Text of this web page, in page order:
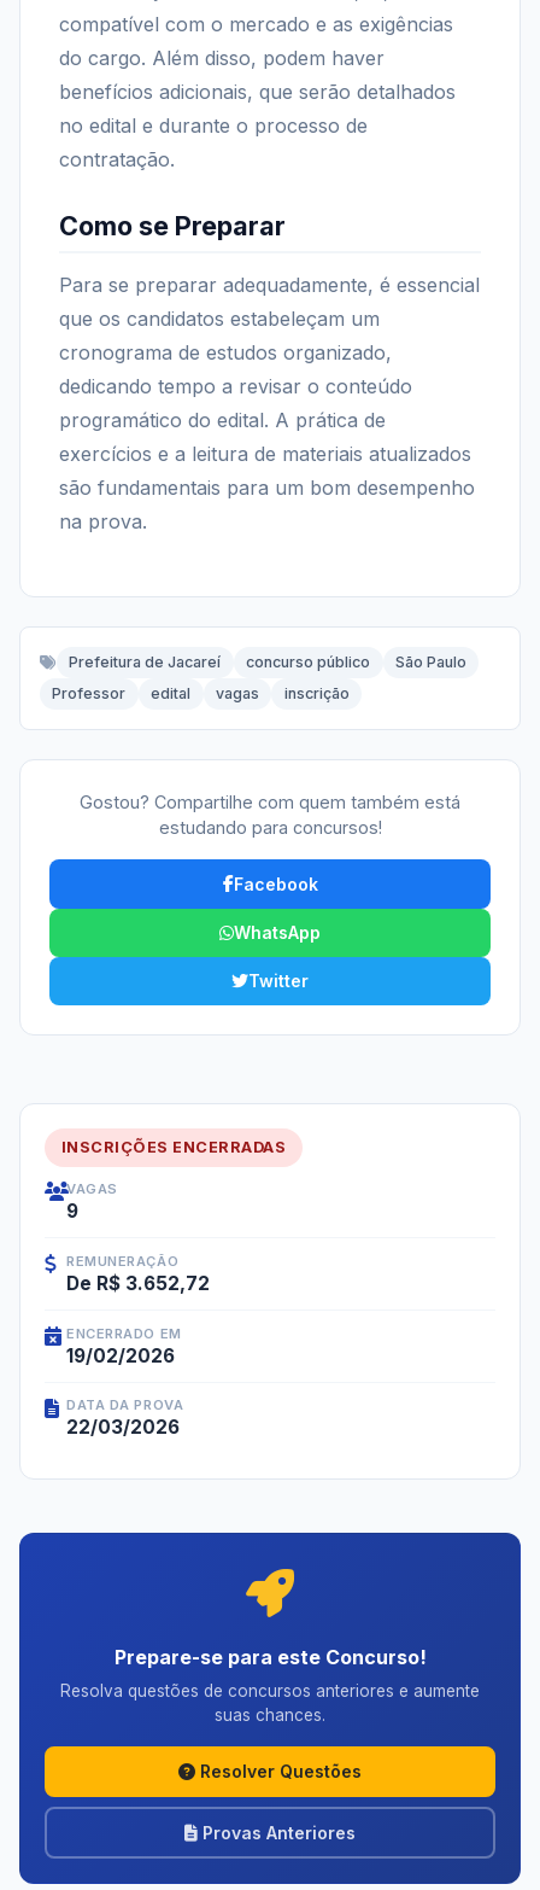
compatível com o mercado e as exigências
do cargo. Além disso, podem haver
benefícios adicionais, que serão detalhados
no edital e durante o processo de
contratação.
Como se Preparar
Para se preparar adequadamente, é essencial
que os candidatos estabeleçam um
cronograma de estudos organizado,
dedicando tempo a revisar o conteúdo
programático do edital. A prática de
exercícios e a leitura de materiais atualizados
são fundamentais para um bom desempenho
na prova.
Prefeitura de Jacareí concurso público
São Paulo
Professor
edital vagas inscrição
Gostou? Compartilhe com quem também está
estudando para concursos!
Facebook
WhatsApp
Twitter
INSCRIÇÕES ENCERRADAS
VAGAS
9
REMUNERAÇÃO
De R$ 3.652,72
ENCERRADO EM
19/02/2026
DATA DA PROVA
22/03/2026
Prepare-se para este Concurso!
Resolva questões de concursos anteriores e aumente
suas chances.
Resolver Questões
Provas Anteriores